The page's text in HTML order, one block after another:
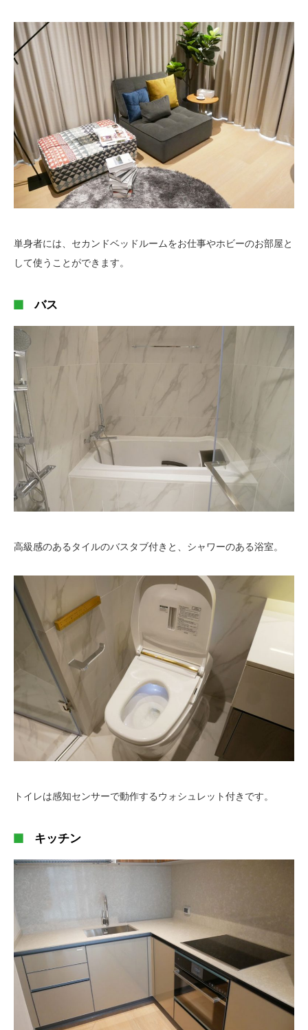
単身者には、セカンドベッドルームをお仕事やホビーのお部屋と
して使うことができます。
バス
高級感のあるタイルのバスタブ付きと、シャワーのある浴室。
トイレは感知センサーで動作するウォシュレット付きです。
キッチン